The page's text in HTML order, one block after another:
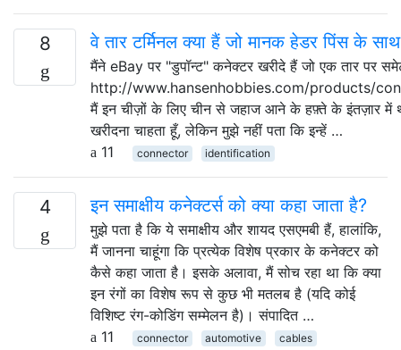
8 वे तार टर्मिनल क्या हैं जो मानक हेडर पिंस के
मैंने eBay पर "डुपॉन्ट" कनेक्टर खरीदे हैं जो एक तार पर
http://www.hansenhobbies.com/products/
मैं इन चीज़ों के लिए चीन से जहाज आने के हफ़्ते के इंतज़ार में
खरीदना चाहता हूँ, लेकिन मुझे नहीं पता कि इन्हें …
11
connector identification
4 इन समाक्षीय कनेक्टर्स को क्या कहा जाता है?
मुझे पता है कि ये समाक्षीय और शायद एसएमबी हैं, हालांकि,
मैं जानना चाहूंगा कि प्रत्येक विशेष प्रकार के कनेक्टर को
कैसे कहा जाता है। इसके अलावा, मैं सोच रहा था कि क्या
इन रंगों का विशेष रूप से कुछ भी मतलब है (यदि कोई
विशिष्ट रंग-कोडिंग सम्मेलन है)। संपादित …
11
connector automotive cables